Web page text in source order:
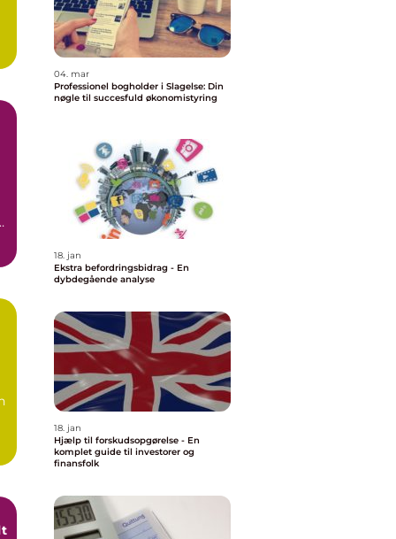
04. mar
Professionel bogholder i Slagelse: Din
nøgle til succesfuld økonomistyring
18. jan
Ekstra befordringsbidrag - En
dybdegående analyse
18. jan
Hjælp til forskudsopgørelse - En
komplet guide til investorer og
finansfolk